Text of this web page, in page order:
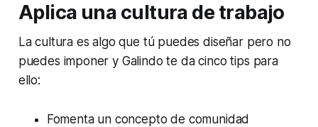
Aplica una cultura de trabajo
La cultura es algo que tú puedes diseñar pero no
puedes imponer y Galindo te da cinco tips para
ello:
Fomenta un concepto de comunidad